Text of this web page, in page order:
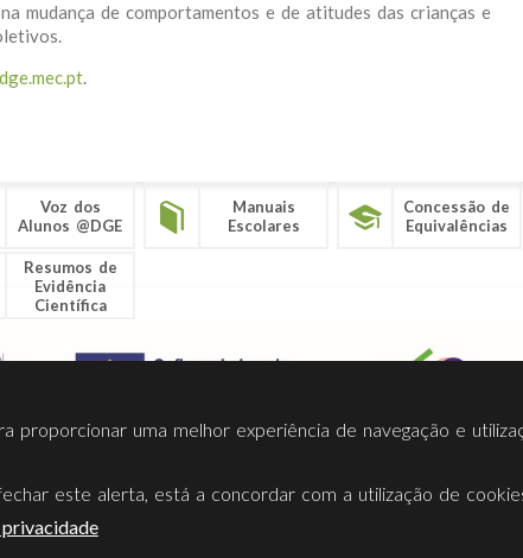
mudança de comportamentos e de atitudes das crianças e
.
Voz dos
Alunos @DGE
Manuais
Escolares
Concessão de
Equivalências
Resumos de
Evidência
Científica
Termos Utilização Contactos Ligações Facebook
proporcionar uma melhor experiência de navegação e
este alerta, está a concordar com a utilização de
privacidade